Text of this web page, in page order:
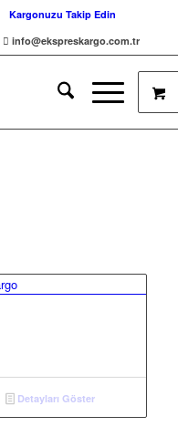
Kargonuzu Takip Edin
info@ekspreskargo.com.tr
Detayları Göster